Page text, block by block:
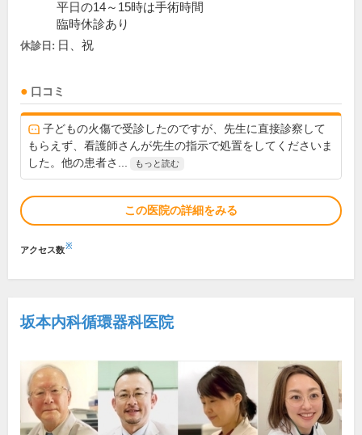
平日の14～15時は手術時間
臨時休診あり
休診日: 日、祝
口コミ
子どもの火傷で受診したのですが、先生に直接診察して
もらえず、看護師さんが先生の指示で処置をしてくださいま
した。他の患者さ...
もっと読む
この医院の詳細をみる
アクセス数※
坂本内科循環器科医院